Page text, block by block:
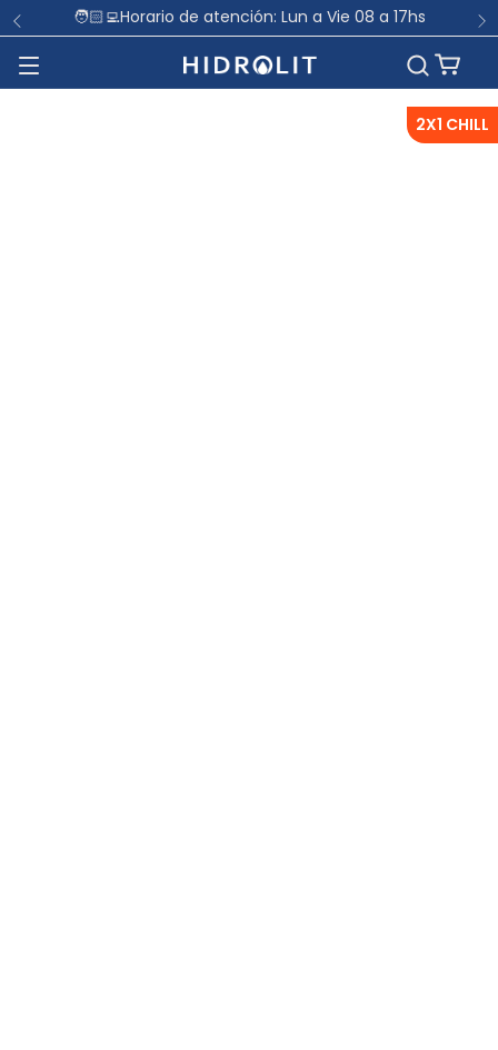
🧑🏻‍💻Horario de atención: Lun a Vie 08 a 17hs
2X1 CHILL